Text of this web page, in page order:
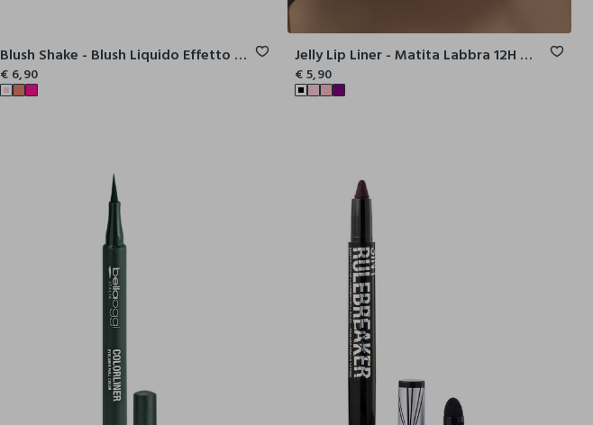
Blush Shake - Blush Liquido Effetto Soft Matte
€ 6,90
Jelly Lip Liner - Matita Labbra 12H Water Resistant
€ 5,90